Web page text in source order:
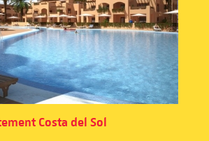
Costa del Sol